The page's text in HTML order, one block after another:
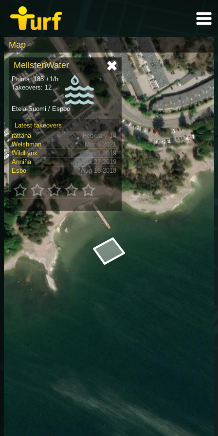
Map
MellstenWater
Points: 185 +1/h
Takeovers: 12
Etelä-Suomi / Espoo
Latest takeovers
rättänä
February 14
Welshman
Mar 5 2021
WildLynx
Sep 1 2019
Anniña
Jul 27 2019
Esbo
Aug 16 2018